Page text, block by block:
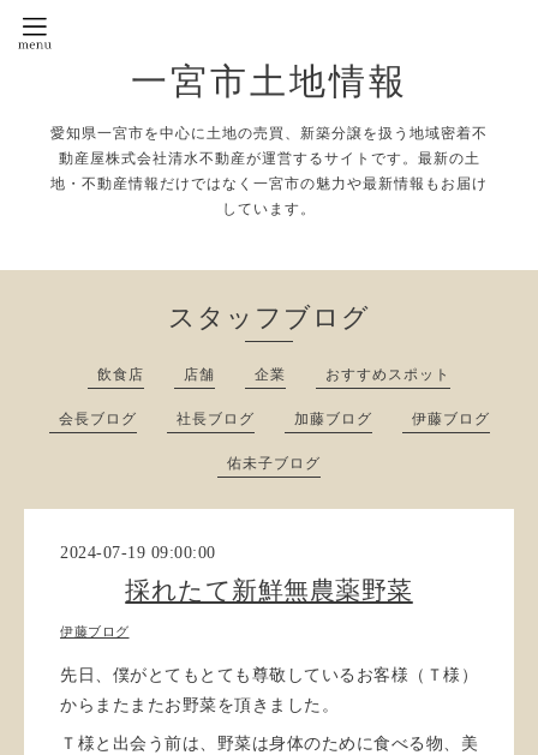
一宮市土地情報
愛知県一宮市を中心に土地の売買、新築分譲を扱う地域密着不
動産屋株式会社清水不動産が運営するサイトです。最新の土
地・不動産情報だけではなく一宮市の魅力や最新情報もお届け
しています。
スタッフブログ
飲食店 店舗 企業 おすすめスポット
会長ブログ 社長ブログ 加藤ブログ 伊藤ブログ
佑未子ブログ
2024-07-19 09:00:00
採れたて新鮮無農薬野菜
伊藤ブログ
先日、僕がとてもとても尊敬しているお客様（Ｔ様）
からまたまたお野菜を頂きました。
Ｔ様と出会う前は、野菜は身体のために食べる物、美